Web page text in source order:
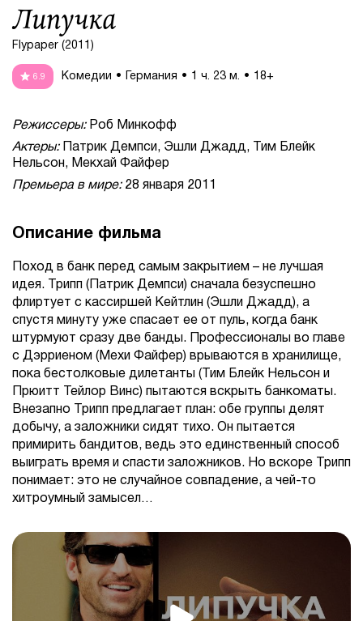
Липучка
Flypaper (2011)
6.9 Комедии Германия 1 ч. 23 м. 18+
Режиссеры:Роб Минкофф
Актеры:Патрик Демпси, Эшли Джадд, Тим Блейк
Нельсон, Мекхай Файфер
Премьера в мире:28 января 2011
Описание фильма
Поход в банк перед самым закрытием – не лучшая
идея. Трипп (Патрик Демпси) сначала безуспешно
флиртует с кассиршей Кейтлин (Эшли Джадд), а
спустя минуту уже спасает ее от пуль, когда банк
штурмуют сразу две банды. Профессионалы во главе
с Дэрриеном (Мехи Файфер) врываются в хранилище,
пока бестолковые дилетанты (Тим Блейк Нельсон и
Прюитт Тейлор Винс) пытаются вскрыть банкоматы.
Внезапно Трипп предлагает план: обе группы делят
добычу, а заложники сидят тихо. Он пытается
примирить бандитов, ведь это единственный способ
выиграть время и спасти заложников. Но вскоре Трипп
понимает: это не случайное совпадение, а чей-то
хитроумный замысел…